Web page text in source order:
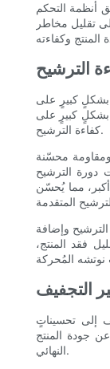
أنظمة التحكم
تقليل مخاطر
الترشيح
كبيرٍ على
بشكلٍ كبيرٍ على
كفاءة الترشيح.
محسّنة
دورة الترشيح
مما يُحسّن
وإضافة
فقد المنتج،
التجفيف
إلى تحسيناتٍ
جودة المنتج
النهائي.